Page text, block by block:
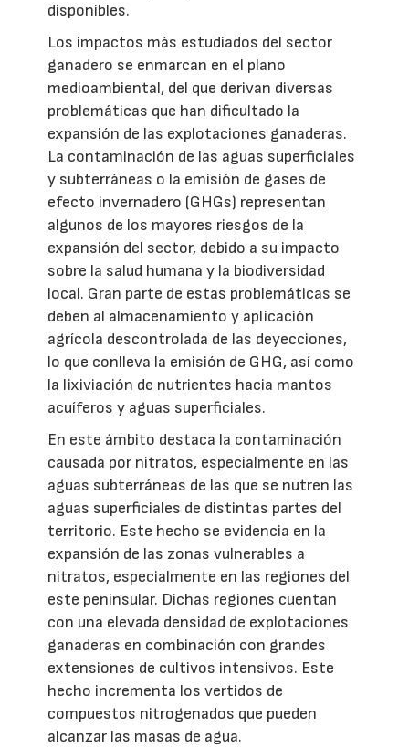
disponibles.
Los impactos más estudiados del sector
ganadero se enmarcan en el plano
medioambiental, del que derivan diversas
problemáticas que han dificultado la
expansión de las explotaciones ganaderas.
La contaminación de las aguas superficiales
y subterráneas o la emisión de gases de
efecto invernadero (GHGs) representan
algunos de los mayores riesgos de la
expansión del sector, debido a su impacto
sobre la salud humana y la biodiversidad
local. Gran parte de estas problemáticas se
deben al almacenamiento y aplicación
agrícola descontrolada de las deyecciones,
lo que conlleva la emisión de GHG, así como
la lixiviación de nutrientes hacia mantos
acuíferos y aguas superficiales.
En este ámbito destaca la contaminación
causada por nitratos, especialmente en las
aguas subterráneas de las que se nutren las
aguas superficiales de distintas partes del
territorio. Este hecho se evidencia en la
expansión de las zonas vulnerables a
nitratos, especialmente en las regiones del
este peninsular. Dichas regiones cuentan
con una elevada densidad de explotaciones
ganaderas en combinación con grandes
extensiones de cultivos intensivos. Este
hecho incrementa los vertidos de
compuestos nitrogenados que pueden
alcanzar las masas de agua.